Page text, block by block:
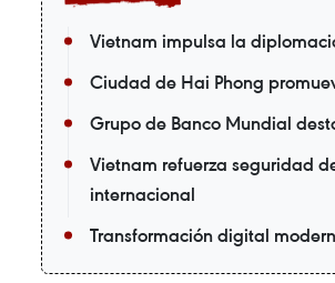
Vietnam impulsa la
Ciudad de Hai Phong
Grupo de Banco Mundial
Vietnam refuerza seguridad
internacional
Transformación digital